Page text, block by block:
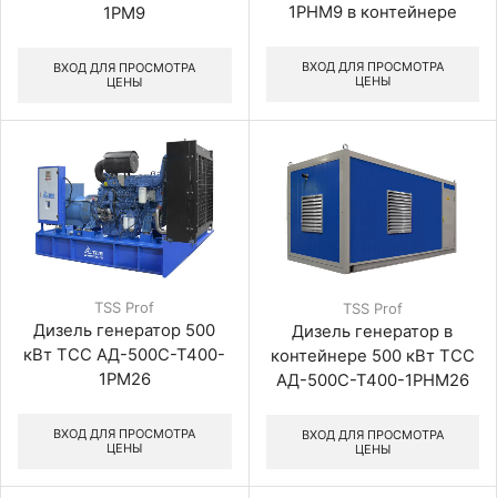
1РМ9
ВХОД ДЛЯ ПРОСМОТРА
ЦЕНЫ
1РНМ9 в контейнере
ВХОД ДЛЯ ПРОСМОТРА
ЦЕНЫ
TSS Prof
Дизель генератор 500
кВт ТСС АД-500С-Т400-
1РМ26
ВХОД ДЛЯ ПРОСМОТРА
ЦЕНЫ
TSS Prof
Дизель генератор в
контейнере 500 кВт ТСС
АД-500С-Т400-1РНМ26
ВХОД ДЛЯ ПРОСМОТРА
ЦЕНЫ